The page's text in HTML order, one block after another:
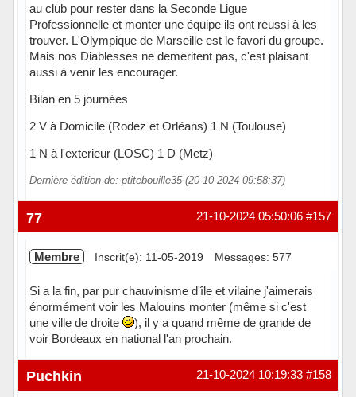
au club pour rester dans la Seconde Ligue
Professionnelle et monter une équipe ils ont reussi à les
trouver. L'Olympique de Marseille est le favori du groupe.
Mais nos Diablesses ne demeritent pas, c'est plaisant
aussi à venir les encourager.
Bilan en 5 journées
2 V à Domicile (Rodez et Orléans) 1 N (Toulouse)
1 N à l'exterieur (LOSC) 1 D (Metz)
Dernière édition de: ptitebouille35 (20-10-2024 09:58:37)
Hors ligne #157
21-10-2024 05:50:06
77
Membre Inscrit(e): 11-05-2019 Messages: 577
Si a la fin, par pur chauvinisme d'île et vilaine j'aimerais
énormément voir les Malouins monter (même si c'est
une ville de droite
), il y a quand même de grande de
voir Bordeaux en national l'an prochain.
Hors ligne #158
21-10-2024 10:19:33
Puchkin